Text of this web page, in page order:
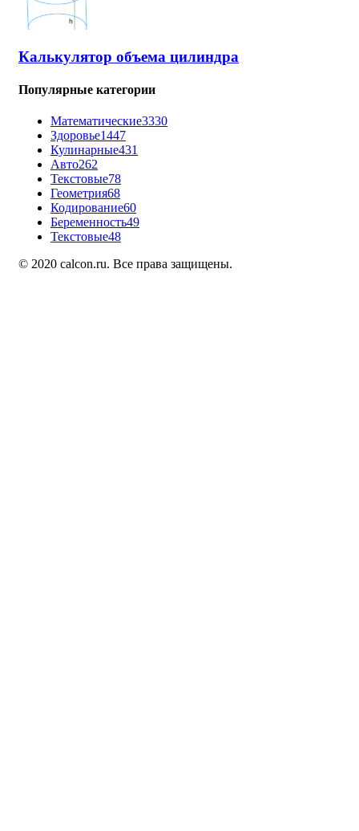
Калькулятор объема цилиндра
Популярные категории
Математические3330
Здоровье1447
Кулинарные431
Авто262
Текстовые78
Геометрия68
Кодирование60
Беременность49
Текстовые48
© 2020 calcon.ru. Все права защищены.